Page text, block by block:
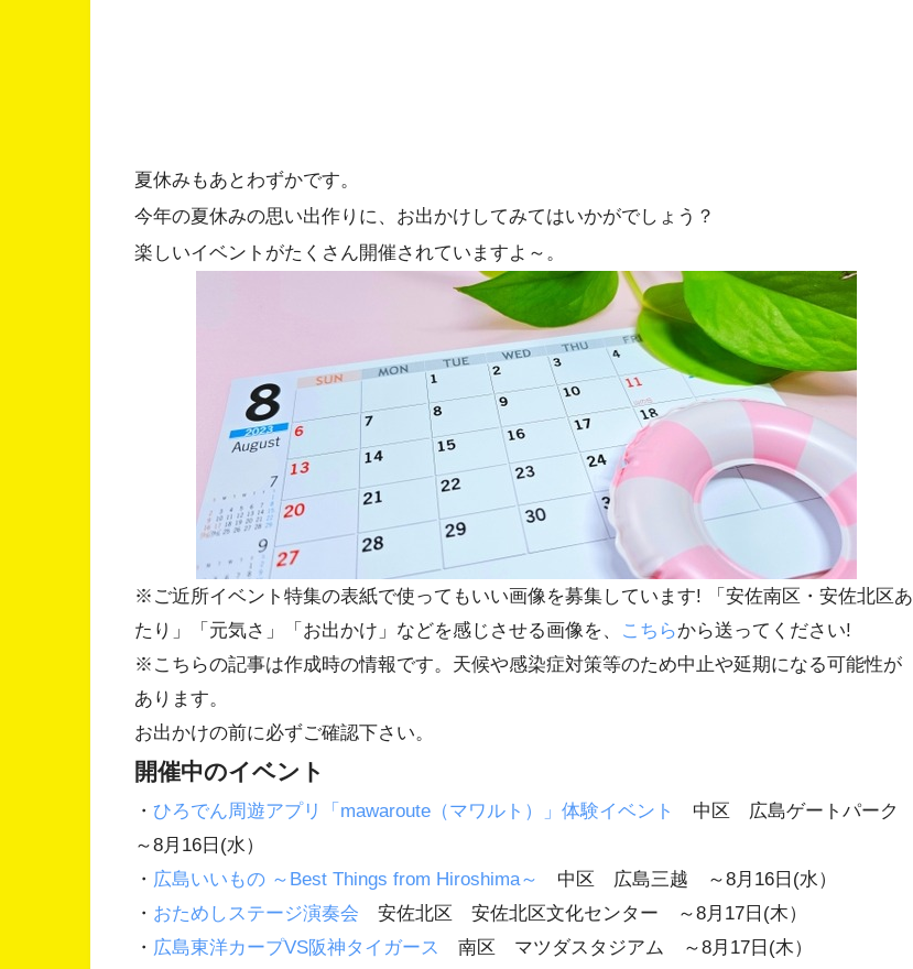
夏休みもあとわずかです。
今年の夏休みの思い出作りに、お出かけしてみてはいかがでしょう？
楽しいイベントがたくさん開催されていますよ～。
※ご近所イベント特集の表紙で使ってもいい画像を募集しています! 「安佐南区・安佐北区あ
たり」「元気さ」「お出かけ」などを感じさせる画像を、
こちらから送ってください!
※こちらの記事は作成時の情報です。天候や感染症対策等のため中止や延期になる可能性が
あります。
お出かけの前に必ずご確認下さい。
開催中のイベント
・ ひろでん周遊アプリ「mawaroute（マワルト）」体験イベント
中区 広島ゲートパーク
～8月16日(水）
・ 広島いいもの ～Best Things from Hiroshima～
中区 広島三越 ～8月16日(水）
・ おためしステージ演奏会 安佐北区 安佐北区文化センター ～8月17日(木）
・ 広島東洋カープVS阪神タイガース
南区 マツダスタジアム ～8月17日(木）